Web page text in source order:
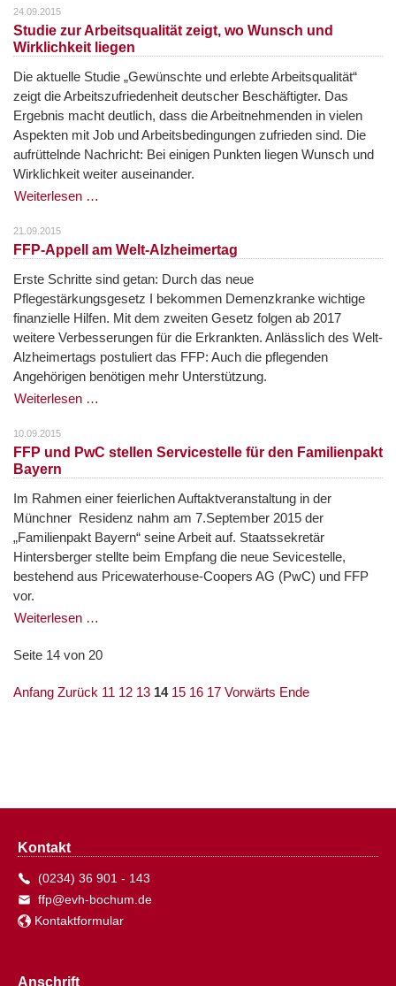
24.09.2015
Studie zur Arbeitsqualität zeigt, wo Wunsch und
Wirklichkeit liegen
Die aktuelle Studie „Gewünschte und erlebte Arbeitsqualität“
zeigt die Arbeitszufriedenheit deutscher Beschäftigter. Das
Ergebnis macht deutlich, dass die Arbeitnehmenden in vielen
Aspekten mit Job und Arbeitsbedingungen zufrieden sind. Die
aufrüttelnde Nachricht: Bei einigen Punkten liegen Wunsch und
Wirklichkeit weiter auseinander.
Weiterlesen …
21.09.2015
FFP-Appell am Welt-Alzheimertag
Erste Schritte sind getan: Durch das neue
Pflegestärkungsgesetz I bekommen Demenzkranke wichtige
finanzielle Hilfen. Mit dem zweiten Gesetz folgen ab 2017
weitere Verbesserungen für die Erkrankten. Anlässlich des Welt-
Alzheimertags postuliert das FFP: Auch die pflegenden
Angehörigen benötigen mehr Unterstützung.
Weiterlesen …
10.09.2015
FFP und PwC stellen Servicestelle für den Familienpakt
Bayern
Im Rahmen einer feierlichen Auftaktveranstaltung in der
Münchner Residenz nahm am 7.September 2015 der
„Familienpakt Bayern“ seine Arbeit auf. Staatssekretär
Hintersberger stellte beim Empfang die neue Sevicestelle,
bestehend aus Pricewaterhouse-Coopers AG (PwC) und FFP
vor.
Weiterlesen …
Seite 14 von 20
Anfang Zurück 11 12 13 14 15 16 17 Vorwärts Ende
Kontakt
(0234) 36 901 - 143
ffp@evh-bochum.de
Kontaktformular
Anschrift